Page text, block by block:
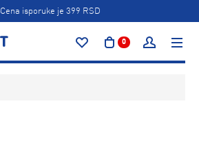
Cena isporuke je 399 RSD
0